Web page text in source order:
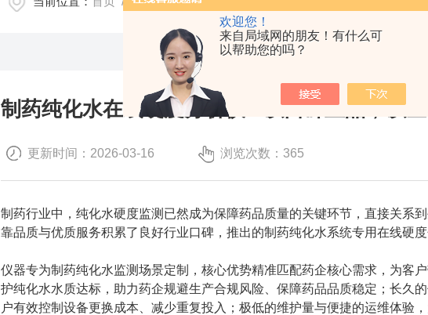
欢迎您！
来自局域网的朋友！有什么可
以帮助您的吗？
制药纯化水在线硬度分析仪 · 以口碑立品，以
更新时间：2026-03-16 浏览次数：365
制药行业中，纯化水硬度监测已然成为保障药品质量的关键环节，直接关系
靠品质与优质服务积累了良好行业口碑，推出的制药纯化水系统专用在线硬
仪器专为制药纯化水监测场景定制，核心优势精准匹配药企核心需求，为客
护纯化水水质达标，助力药企规避生产合规风险、保障药品品质稳定；长久
户有效控制设备更换成本、减少重复投入；极低的维护量与便捷的运维体验